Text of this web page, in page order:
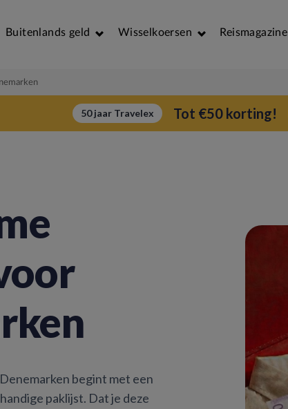
Buitenlands geld Wisselkoersen Reismagazine
50 jaar Travelex Tot €50 korting!
begint met een
paklijst. Dat je deze